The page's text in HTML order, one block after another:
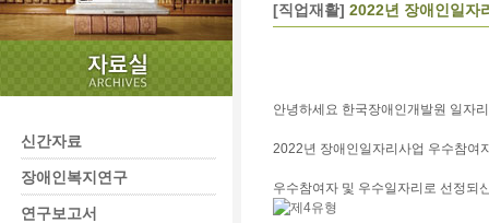
신간자료
장애인복지연구
연구보고서
[직업재활] 2022년 장애인일자
안녕하세요 한국장애인개발원 일자
2022년 장애인일자리사업 우수참여
우수참여자 및 우수일자리로 선정되